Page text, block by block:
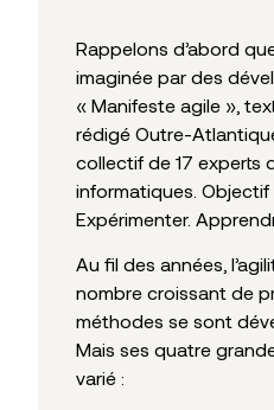
Rappelons d’abord
imaginée par des
« Manifeste agile »,
rédigé Outre-
collectif de 17 experts
informatiques. Objectif
Expérimenter.
Au fil des années,
nombre croissant de
méthodes se sont
Mais ses quatre
varié :